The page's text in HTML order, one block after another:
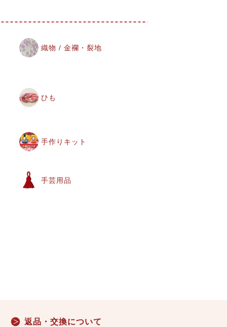
織物 / 金襴・裂地
ひも
手作りキット
手芸用品
返品・交換について